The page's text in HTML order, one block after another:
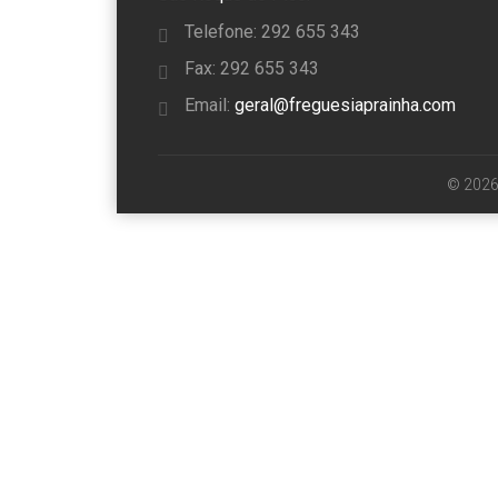
Telefone: 292 655 343
Fax: 292 655 343
Email: geral@freguesiaprainha.com
©